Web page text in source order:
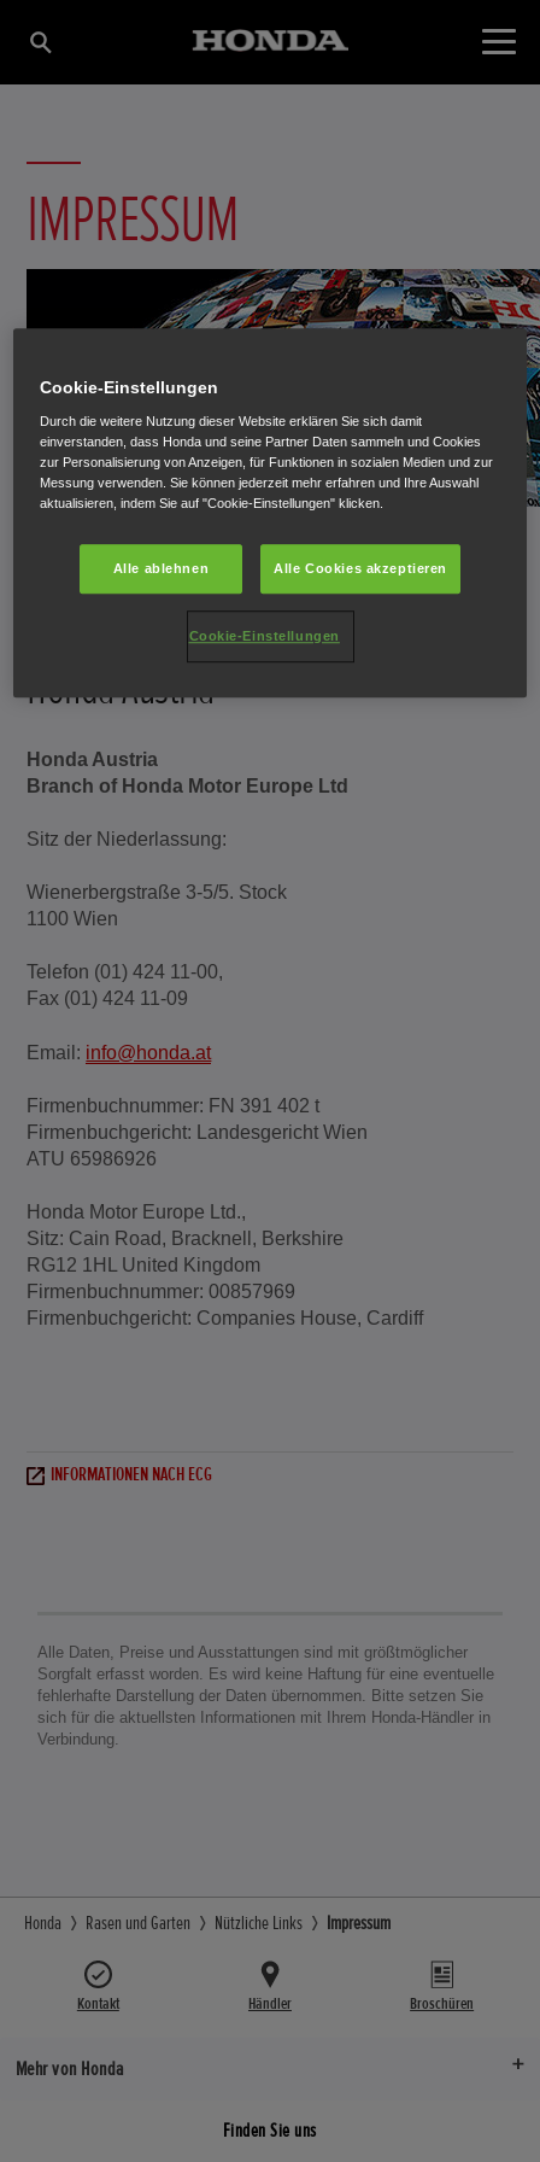
IMPRESSUM
Honda Austria
Honda Austria
Branch of Honda Motor Europe Ltd
Sitz der Niederlassung:
Wienerbergstraße 3-5/5. Stock
1100 Wien
Telefon (01) 424 11-00,
Fax (01) 424 11-09
Email: info@honda.at
Firmenbuchnummer: FN 391 402 t
Firmenbuchgericht: Landesgericht Wien
ATU 65986926
Honda Motor Europe Ltd.,
Sitz: Cain Road, Bracknell, Berkshire
RG12 1HL United Kingdom
Firmenbuchnummer: 00857969
Firmenbuchgericht: Companies House, Cardiff
INFORMATIONEN NACH ECG
Alle Daten, Preise und Ausstattungen sind mit größtmöglicher
Sorgfalt erfasst worden. Es wird keine Haftung für eine eventuelle
fehlerhafte Darstellung der Daten übernommen. Bitte setzen Sie
sich für die aktuellsten Informationen mit Ihrem Honda-Händler in
Verbindung.
Honda Rasen und Garten Nützliche Links Impressum
Kontakt Händler Broschüren
Mehr von Honda
Finden Sie uns
Cookie-Einstellungen
Durch die weitere Nutzung dieser Website erklären Sie sich damit
einverstanden, dass Honda und seine Partner Daten sammeln und Cookies
zur Personalisierung von Anzeigen, für Funktionen in sozialen Medien und zur
Messung verwenden. Sie können jederzeit mehr erfahren und Ihre Auswahl
aktualisieren, indem Sie auf "Cookie-Einstellungen" klicken.
Alle ablehnen Alle Cookies akzeptieren
Cookie-Einstellungen